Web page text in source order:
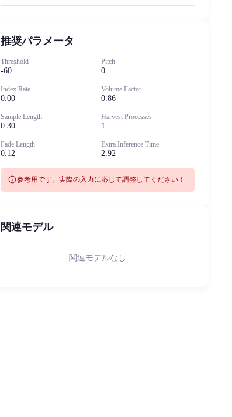
推奨パラメータ
Threshold
-60
Pitch
0
Index Rate
0.00
Volume Factor
0.86
Sample Length
0.30
Harvest Processes
1
Fade Length
0.12
Extra Inference Time
2.92
info参考用です。実際の入力に応じて調整してください！
関連モデル
関連モデルなし